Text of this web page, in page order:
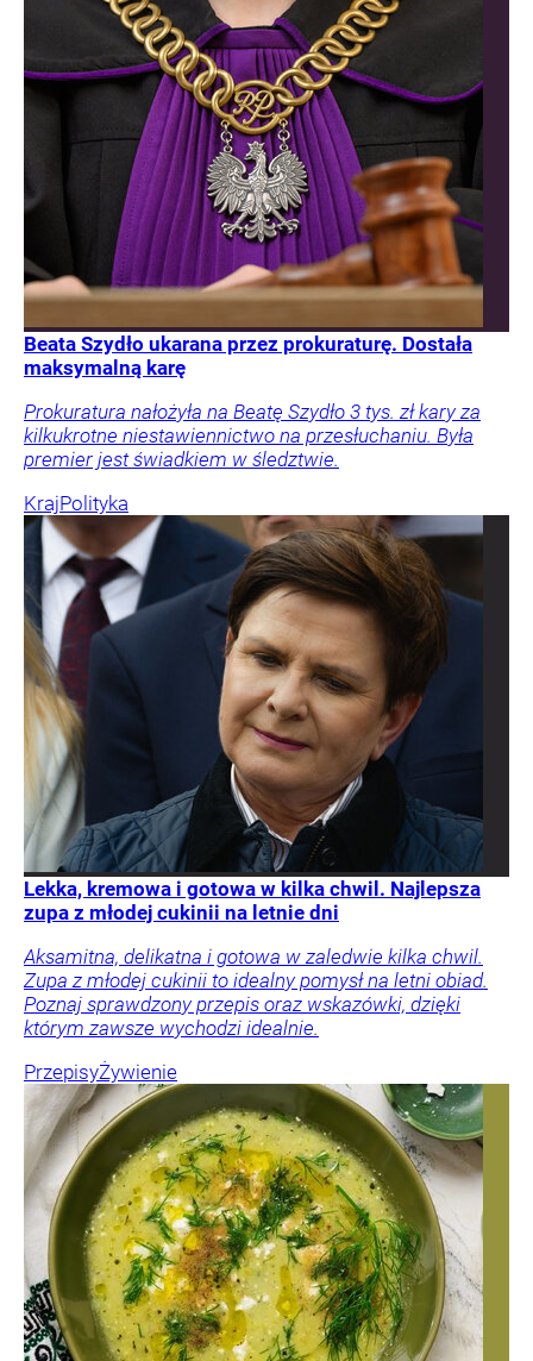
Beata Szydło ukarana przez prokuraturę. Dostała
maksymalną karę
Prokuratura nałożyła na Beatę Szydło 3 tys. zł kary za
kilkukrotne niestawiennictwo na przesłuchaniu. Była
premier jest świadkiem w śledztwie.
KrajPolityka
Lekka, kremowa i gotowa w kilka chwil. Najlepsza
zupa z młodej cukinii na letnie dni
Aksamitna, delikatna i gotowa w zaledwie kilka chwil.
Zupa z młodej cukinii to idealny pomysł na letni obiad.
Poznaj sprawdzony przepis oraz wskazówki, dzięki
którym zawsze wychodzi idealnie.
PrzepisyŻywienie